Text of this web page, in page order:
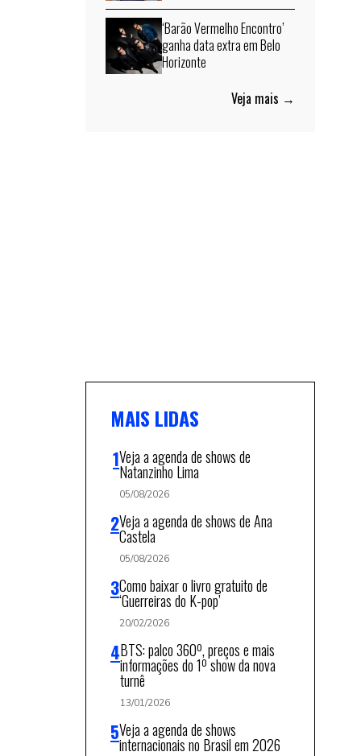
‘Barão Vermelho Encontro’
ganha data extra em Belo
Horizonte
Veja mais →
MAIS LIDAS
Veja a agenda de shows de
Natanzinho Lima
05/08/2026
Veja a agenda de shows de Ana
Castela
05/08/2026
Como baixar o livro gratuito de
‘Guerreiras do K-pop’
20/02/2026
BTS: palco 360º, preços e mais
informações do 1º show da nova
turnê
13/01/2026
Veja a agenda de shows
internacionais no Brasil em 2026